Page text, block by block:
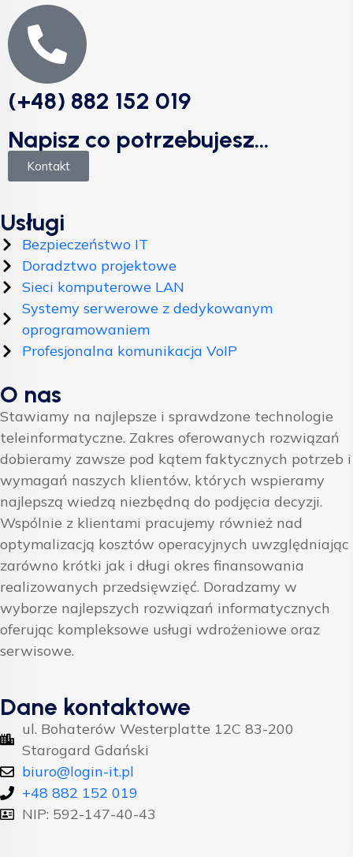
(+48) 882 152 019
Napisz co potrzebujesz...
Kontakt
Usługi
Bezpieczeństwo IT
Doradztwo projektowe
Sieci komputerowe LAN
Systemy serwerowe z dedykowanym
oprogramowaniem
Profesjonalna komunikacja VoIP
O nas
Stawiamy na najlepsze i sprawdzone technologie
teleinformatyczne. Zakres oferowanych rozwiązań
dobieramy zawsze pod kątem faktycznych potrzeb i
wymagań naszych klientów, których wspieramy
najlepszą wiedzą niezbędną do podjęcia decyzji.
Wspólnie z klientami pracujemy również nad
optymalizacją kosztów operacyjnych uwzględniając
zarówno krótki jak i długi okres finansowania
realizowanych przedsięwzięć. Doradzamy w
wyborze najlepszych rozwiązań informatycznych
oferując kompleksowe usługi wdrożeniowe oraz
serwisowe.
Dane kontaktowe
ul. Bohaterów Westerplatte 12C 83-200
Starogard Gdański
biuro@login-it.pl
+48 882 152 019
NIP: 592-147-40-43